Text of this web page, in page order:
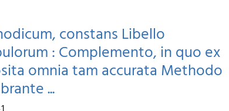
constans Libello
: Complemento, in quo ex
omnia tam accurata Methodo
...